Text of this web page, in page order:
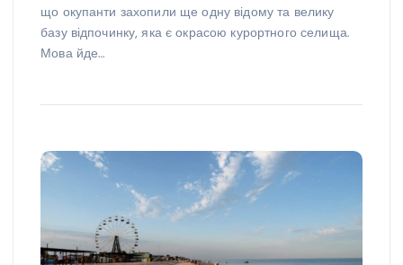
що окупанти захопили ще одну відому та велику
базу відпочинку, яка є окрасою курортного селища.
Мова йде…